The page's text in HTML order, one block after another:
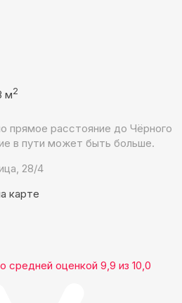
м2
прямое расстояние до Чёрного
в пути может быть больше.
28/4
карте
средней оценкой 9,9 из 10,0